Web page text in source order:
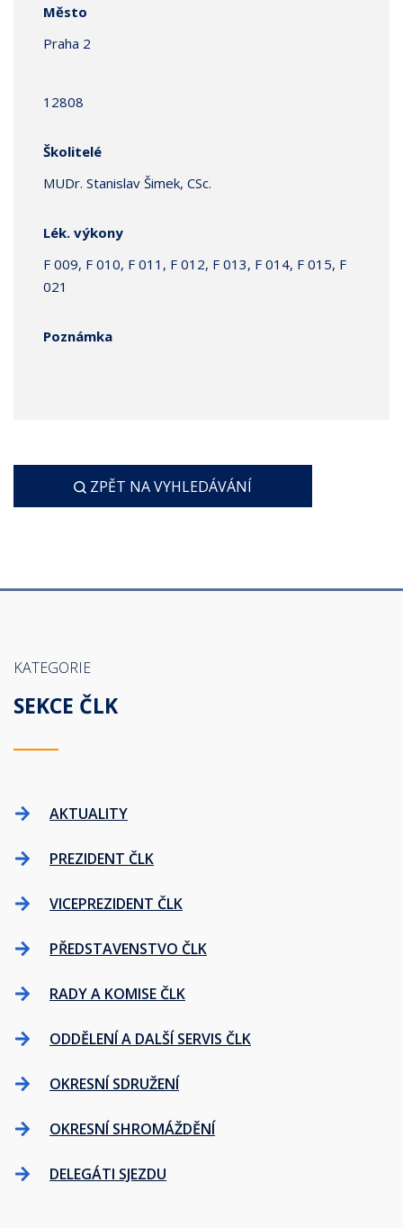
Město
Praha 2
12808
Školitelé
MUDr. Stanislav Šimek, CSc.
Lék. výkony
F 009, F 010, F 011, F 012, F 013, F 014, F 015, F
021
Poznámka
ZPĚT NA VYHLEDÁVÁNÍ
KATEGORIE
SEKCE ČLK
AKTUALITY
PREZIDENT ČLK
VICEPREZIDENT ČLK
PŘEDSTAVENSTVO ČLK
RADY A KOMISE ČLK
ODDĚLENÍ A DALŠÍ SERVIS ČLK
OKRESNÍ SDRUŽENÍ
OKRESNÍ SHROMÁŽDĚNÍ
DELEGÁTI SJEZDU